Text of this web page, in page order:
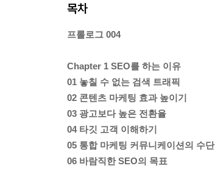
목차
프롤로그 004
Chapter 1 SEO를 하는 이유
01 놓칠 수 없는 검색 트래픽
02 콘텐츠 마케팅 효과 높이기
03 광고보다 높은 전환율
04 타깃 고객 이해하기
05 통합 마케팅 커뮤니케이션의 수단
06 바람직한 SEO의 목표